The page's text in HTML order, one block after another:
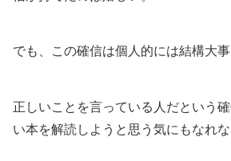
でも、この確信は個人的には結構大事
正しいことを言っている人だという
い本を解読しようと思う気にもなれな